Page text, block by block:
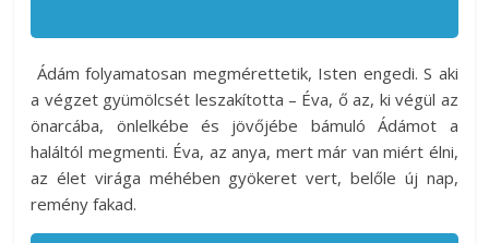
Ádám folyamatosan megmérettetik, Isten engedi. S aki
a végzet gyümölcsét leszakította – Éva, ő az, ki végül az
önarcába, önlelkébe és jövőjébe bámuló Ádámot a
haláltól megmenti. Éva, az anya, mert már van miért élni,
az élet virága méhében gyökeret vert, belőle új nap,
remény fakad.